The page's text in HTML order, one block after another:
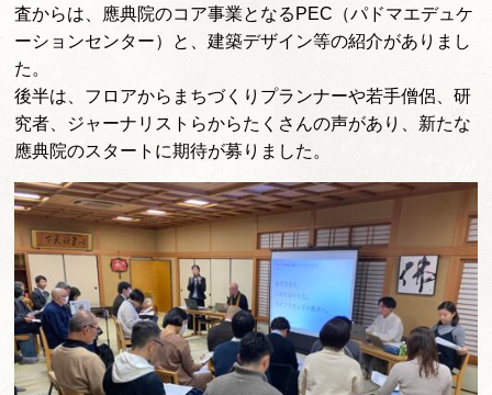
査からは、應典院のコア事業となるPEC（パドマエデュケ
ーションセンター）と、建築デザイン等の紹介がありまし
た。
後半は、フロアからまちづくりプランナーや若手僧侶、研
究者、ジャーナリストらからたくさんの声があり、新たな
應典院のスタートに期待が募りました。